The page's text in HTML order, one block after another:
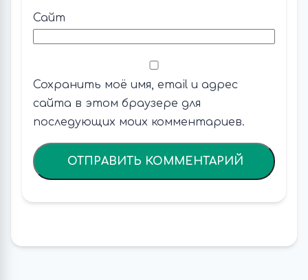
Сайт
Сохранить моё имя, email и адрес
сайта в этом браузере для
последующих моих комментариев.